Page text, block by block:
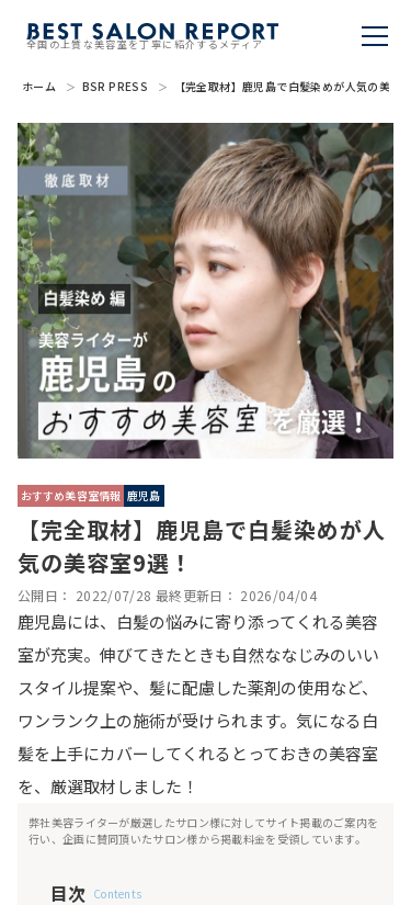
全国の上質な美容室を丁寧に紹介するメディア
BSR PRESS
BEST SALON REPORTとは
ライター
美容室を推薦する
掲載・取材依頼
ホーム BSR PRESS 【完全取材】鹿児島で白髪染めが人気の美容室
おすすめ美容室情報 鹿児島
【完全取材】鹿児島で白髪染めが人
気の美容室9選！
公開日： 2022/07/28 最終更新日： 2026/04/04
鹿児島には、白髪の悩みに寄り添ってくれる美容
室が充実。伸びてきたときも自然ななじみのいい
スタイル提案や、髪に配慮した薬剤の使用など、
ワンランク上の施術が受けられます。気になる白
髪を上手にカバーしてくれるとっておきの美容室
を、厳選取材しました！
弊社美容ライターが厳選したサロン様に対してサイト掲載のご案内を
行い、企画に賛同頂いたサロン様から掲載料金を受領しています。
目次 Contents